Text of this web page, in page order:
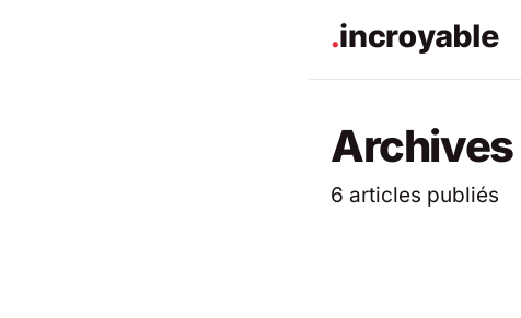
Archives
6 articles publiés